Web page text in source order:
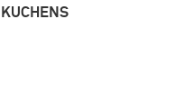
KUCHENS